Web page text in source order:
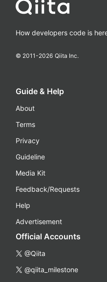
How developers code is
© 2011-2026 Qiita Inc.
Guide & Help
About
Terms
Privacy
Guideline
Media Kit
Feedback/Requests
Help
Advertisement
Official Accounts
@Qiita
@qiita_milestone